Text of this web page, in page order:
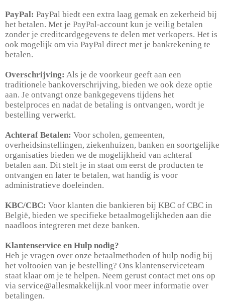
PayPal: PayPal biedt een extra laag gemak en zekerheid bij
het betalen. Met je PayPal-account kun je veilig betalen
zonder je creditcardgegevens te delen met verkopers. Het is
ook mogelijk om via PayPal direct met je bankrekening te
betalen.
Overschrijving: Als je de voorkeur geeft aan een
traditionele bankoverschrijving, bieden we ook deze optie
aan. Je ontvangt onze bankgegevens tijdens het
bestelproces en nadat de betaling is ontvangen, wordt je
bestelling verwerkt.
Achteraf Betalen: Voor scholen, gemeenten,
overheidsinstellingen, ziekenhuizen, banken en soortgelijke
organisaties bieden we de mogelijkheid van achteraf
betalen aan. Dit stelt je in staat om eerst de producten te
ontvangen en later te betalen, wat handig is voor
administratieve doeleinden.
KBC/CBC: Voor klanten die bankieren bij KBC of CBC in
België, bieden we specifieke betaalmogelijkheden aan die
naadloos integreren met deze banken.
Klantenservice en Hulp nodig?
Heb je vragen over onze betaalmethoden of hulp nodig bij
het voltooien van je bestelling? Ons klantenserviceteam
staat klaar om je te helpen. Neem gerust contact met ons op
via service@allesmakkelijk.nl voor meer informatie over
betalingen.